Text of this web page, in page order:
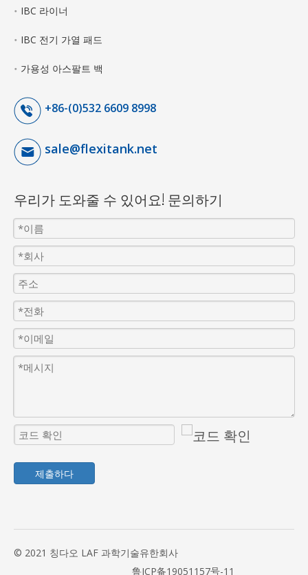
IBC 라이너
IBC 전기 가열 패드
가용성 아스팔트 백
+86-(0)532 6609 8998
sale@flexitank.net
우리가 도와줄 수 있어요! 문의하기
제출하다
© 2021 칭다오 LAF 과학기술유한회사
鲁ICP备19051157号-11